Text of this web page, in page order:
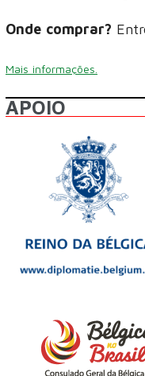
Onde comprar?
Mais informações.
APOIO